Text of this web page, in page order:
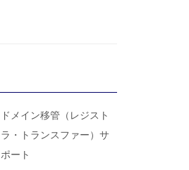
ドメイン移管（レジスト
ラ・トランスファー）サ
ポート